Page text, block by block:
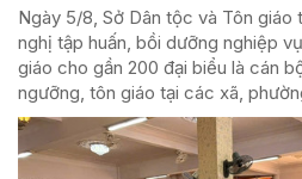
Ngày 5/8, Sở Dân tộc và Tôn
nghị tập huấn, bồi dưỡng nghiệp
giáo cho gần 200 đại biểu là cán
ngưỡng, tôn giáo tại các xã,